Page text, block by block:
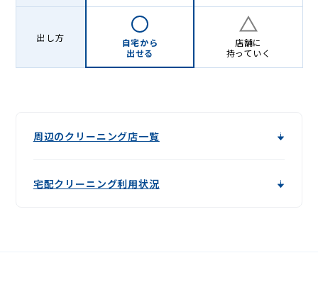
出し方
自宅から
出せる
店舗に
持っていく
周辺のクリーニング店一覧
宅配クリーニング利用状況